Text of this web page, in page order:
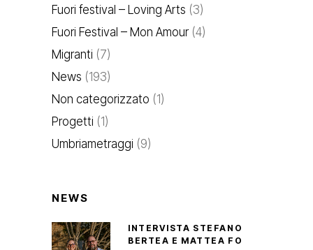
Fuori festival – Loving Arts (3)
Fuori Festival – Mon Amour(4)
Migranti (7)
News (193)
Non categorizzato (1)
Progetti (1)
Umbriametraggi (9)
NEWS
INTERVISTA STEFANO
BERTEA E MATTEA FO